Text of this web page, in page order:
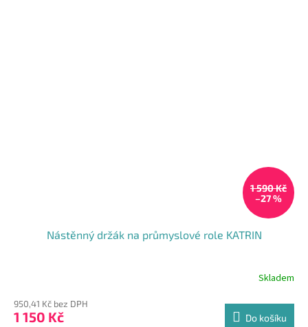
1 590 Kč
–27 %
Nástěnný držák na průmyslové role KATRIN
produktu
je
Skladem
950,41 Kč bez DPH
1 150 Kč Do košíku